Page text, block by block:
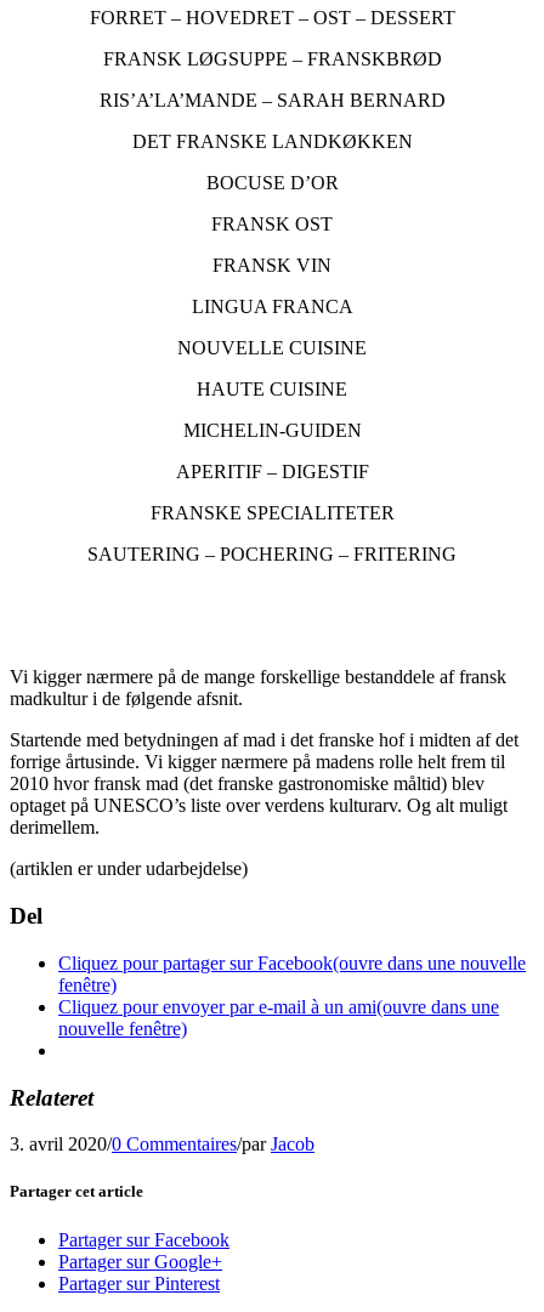
FORRET – HOVEDRET – OST – DESSERT
FRANSK LØGSUPPE – FRANSKBRØD
RIS’A’LA’MANDE – SARAH BERNARD
DET FRANSKE LANDKØKKEN
BOCUSE D’OR
FRANSK OST
FRANSK VIN
LINGUA FRANCA
NOUVELLE CUISINE
HAUTE CUISINE
MICHELIN-GUIDEN
APERITIF – DIGESTIF
FRANSKE SPECIALITETER
SAUTERING – POCHERING – FRITERING
Vi kigger nærmere på de mange forskellige bestanddele af fransk
madkultur i de følgende afsnit.
Startende med betydningen af mad i det franske hof i midten af det
forrige årtusinde. Vi kigger nærmere på madens rolle helt frem til
2010 hvor fransk mad (det franske gastronomiske måltid) blev
optaget på UNESCO’s liste over verdens kulturarv. Og alt muligt
derimellem.
(artiklen er under udarbejdelse)
Del
Cliquez pour partager sur Facebook(ouvre dans une nouvelle
fenêtre)
Cliquez pour envoyer par e-mail à un ami(ouvre dans une
nouvelle fenêtre)
Relateret
3. avril 2020/0 Commentaires/parJacob
Partager cet article
Partager sur Facebook
Partager sur Google+
Partager sur Pinterest